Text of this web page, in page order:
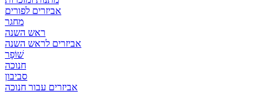
אביזרים לפורים
מחגר
ראש השנה
אביזרים לראש השנה
שׁוֹפָר
חנוכה
סביבון
אביזרים עבור חנוכה